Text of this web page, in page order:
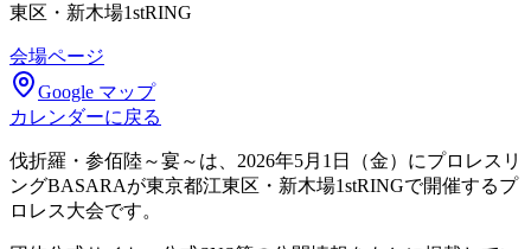
東区・新木場1stRING
会場ページ
Google マップ
カレンダーに戻る
伐折羅・参佰陸～宴～は、2026年5月1日（金）にプロレスリ
ングBASARAが東京都江東区・新木場1stRINGで開催するプ
ロレス大会です。